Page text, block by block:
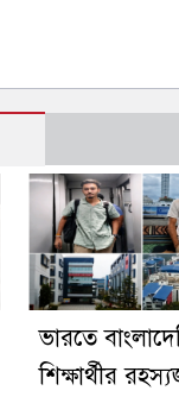
ভারতে
শিক্ষার্থীর